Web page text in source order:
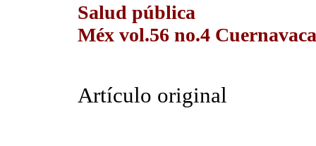
Salud pública
Méx vol.56 no.4
Artículo original